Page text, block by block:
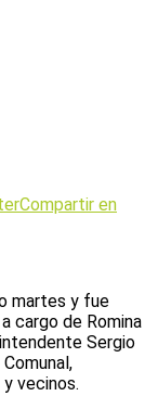
Compartir en
martes y fue
cargo de Romina
Sergio
vecinos.